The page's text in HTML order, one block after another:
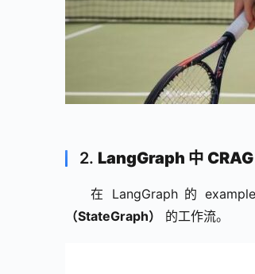
2. LangGraph 中
在 LangGraph 的
（StateGraph）
的工作流。